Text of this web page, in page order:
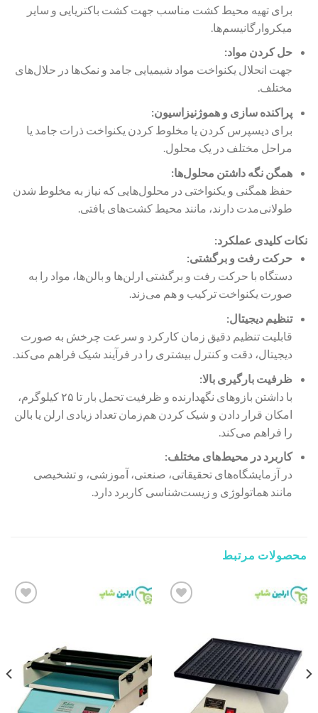
برای تهیه محیط کشت مناسب جهت کشت باکتریایی و سایر
میکروارگانیسم‌ها.
حل کردن مواد:
جهت انحلال یکنواخت مواد شیمیایی جامد و نمک‌ها در حلال‌های
مختلف.
پراکنده سازی و هموژنیزاسیون:
برای دیسپرس کردن یا مخلوط کردن یکنواخت ذرات جامد یا
مراحل مختلف در یک محلول.
همگن نگه داشتن محلول‌ها:
حفظ همگنی و یکنواختی در محلول‌هایی که نیاز به مخلوط شدن
طولانی‌مدت دارند، مانند محیط کشت‌های بافتی.
نکات کلیدی عملکرد:
حرکت رفت و برگشتی:
دستگاه با حرکت رفت و برگشتی ارلن‌ها و بالن‌ها، مواد را به
صورت یکنواخت ترکیب و هم می‌زند.
تنظیم دیجیتال:
قابلیت تنظیم دقیق زمان کارکرد و سرعت چرخش به صورت
دیجیتال، دقت و کنترل بیشتری را در فرآیند شیک فراهم می‌کند.
ظرفیت بارگیری بالا:
با داشتن بازوهای نگهدارنده و ظرفیت تحمل بار تا ۲۵ کیلوگرم،
امکان قرار دادن و شیک کردن هم‌زمان تعداد زیادی ارلن یا بالن
را فراهم می‌کند.
کاربرد در محیط‌های مختلف:
در آزمایشگاه‌های تحقیقاتی، صنعتی، آموزشی، و تشخیصی
مانند هماتولوژی و زیست‌شناسی کاربرد دارد.
محصولات مرتبط